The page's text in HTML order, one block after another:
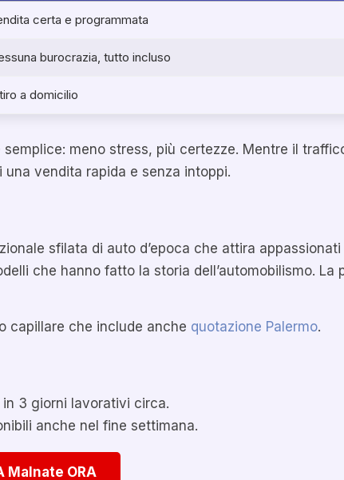
certa e programmata
burocrazia, tutto incluso
a domicilio
meno stress, più certezze. Mentre il
vendita rapida e senza intoppi.
sfilata di auto d’epoca che attira
che hanno fatto la storia dell’automobilismo. La
capillare che include anche quotazione Palermo.
3 giorni lavorativi circa.
anche nel fine settimana.
Malnate ORA